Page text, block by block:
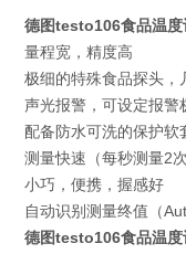
德图testo106食品温度
量程宽，精度高
极细的特殊食品探头，
声光报警，可设定报警
配备防水可洗的保护软
测量快速（每秒测量2
小巧，便携，握感好
自动识别测量终值（
德图testo106食品温度